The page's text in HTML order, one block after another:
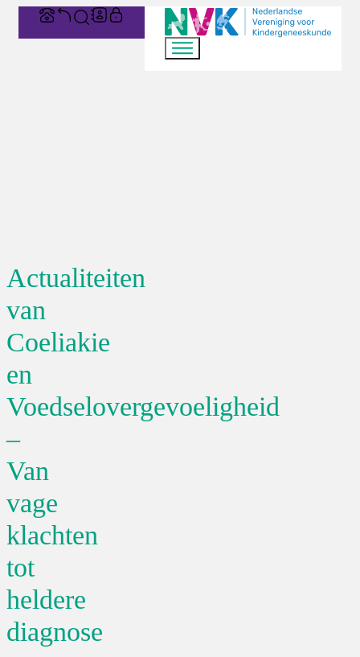
Actualiteiten
van
Coeliakie
en
Voedselovergevoeligheid
–
Van
vage
klachten
tot
heldere
diagnose